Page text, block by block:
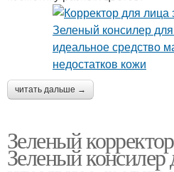
читать дальше →
Зеленый
Зеленый консилер